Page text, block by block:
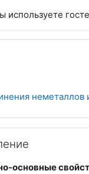
используете
неметаллов
основные